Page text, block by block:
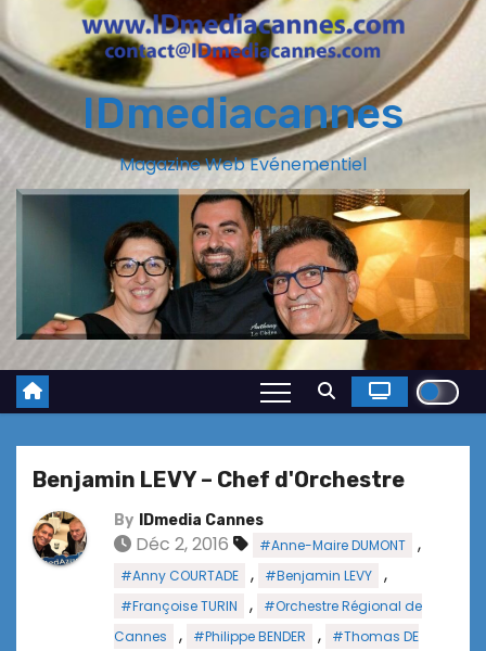
IDmediacannes
Magazine Web Evénementiel
Benjamin LEVY – Chef d'Orchestre
By IDmedia Cannes
Déc 2, 2016 #Anne-Maire DUMONT ,
#Anny COURTADE , #Benjamin LEVY ,
#Françoise TURIN ,
#Orchestre Régional de
Cannes
, #Philippe BENDER ,
#Thomas DE